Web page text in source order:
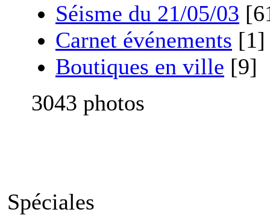
Séisme du 21/05/03
Carnet événements [1]
Boutiques en ville [9]
3043 photos
Spéciales